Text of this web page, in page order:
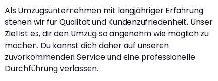
Als Umzugsunternehmen mit langjähriger Erfahrung
stehen wir für Qualität und Kundenzufriedenheit. Unser
Ziel ist es, dir den Umzug so angenehm wie möglich zu
machen. Du kannst dich daher auf unseren
zuvorkommenden Service und eine professionelle
Durchführung verlassen.